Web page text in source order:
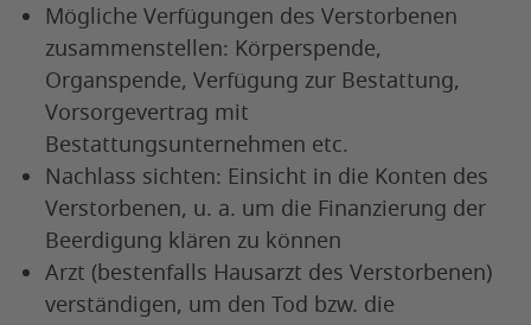
Mögliche Verfügungen des Verstorbenen
zusammenstellen: Körperspende,
Organspende, Verfügung zur Bestattung,
Vorsorgevertrag mit
Bestattungsunternehmen etc.
Nachlass sichten: Einsicht in die Konten des
Verstorbenen, u. a. um die Finanzierung der
Beerdigung klären zu können
Arzt (bestenfalls Hausarzt des Verstorbenen)
verständigen, um den Tod bzw. die